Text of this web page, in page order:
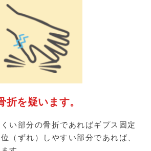
折を疑います。
い部分の骨折であればギプス固定
（ずれ）しやすい部分であれば、